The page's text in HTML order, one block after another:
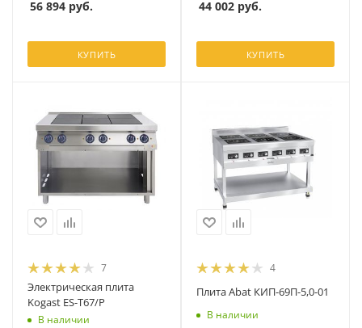
56 894 руб.
КУПИТЬ
44 002 руб.
КУПИТЬ
7
Электрическая плита
Kogast ES-T67/P
В наличии
4
Плита Abat КИП-69П-5,0-01
В наличии